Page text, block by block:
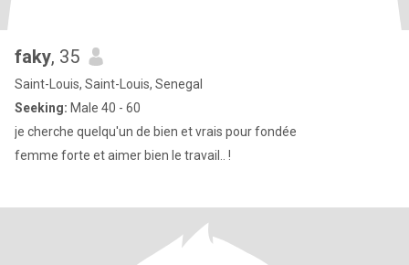
faky, 35
Saint-Louis, Saint-Louis, Senegal
Seeking: Male 40 - 60
je cherche quelqu'un de bien et vrais pour fondée
femme forte et aimer bien le travail.. !